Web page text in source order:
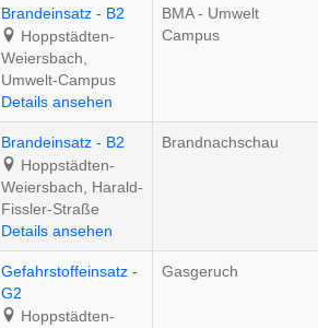
Brandeinsatz - B2
Hoppstädten-
Weiersbach,
Umwelt-Campus
Details ansehen
BMA - Umwelt
Campus
Brandeinsatz - B2
Hoppstädten-
Weiersbach, Harald-
Fissler-Straße
Details ansehen
Brandnachschau
Gefahrstoffeinsatz -
G2
Hoppstädten-
Gasgeruch